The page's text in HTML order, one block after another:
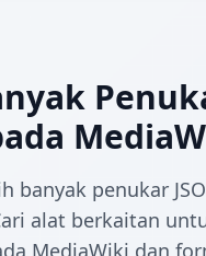
banyak penukar
alat berkaitan
MediaWiki dan